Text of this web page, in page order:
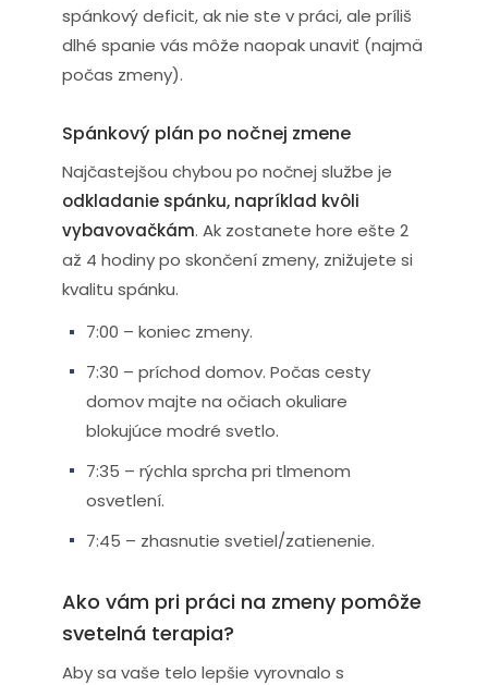
spánkový deficit, ak nie ste v práci, ale príliš
dlhé spanie vás môže naopak unaviť (najmä
počas zmeny).
Spánkový plán po nočnej zmene
Najčastejšou chybou po nočnej službe je
odkladanie spánku, napríklad kvôli
vybavovačkám. Ak zostanete hore ešte 2
až 4 hodiny po skončení zmeny, znižujete si
kvalitu spánku.
7:00 – koniec zmeny.
7:30 – príchod domov. Počas cesty
domov majte na očiach okuliare
blokujúce modré svetlo.
7:35 – rýchla sprcha pri tlmenom
osvetlení.
7:45 – zhasnutie svetiel/zatienenie.
Ako vám pri práci na zmeny pomôže
svetelná terapia?
Aby sa vaše telo lepšie vyrovnalo s